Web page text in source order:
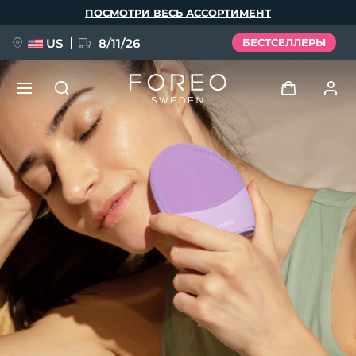
ПОСМОТРИ ВЕСЬ АССОРТИМЕНТ
US 8/11/26 БЕСТСЕЛЛЕРЫ
Профиль пользователя
Мои приборы
Мои заказы
Мои адреса
Мои подписки
НОВИНКА
FAQ™ Pure Beauty-Tech Elixir
BREAKING NEWS
issa™ Teeth Whitening Set
Язык
English Deutsch
Español
Français
Italiano
Português
Svenska
Русский
Türkçe
简体中文 繁體中文